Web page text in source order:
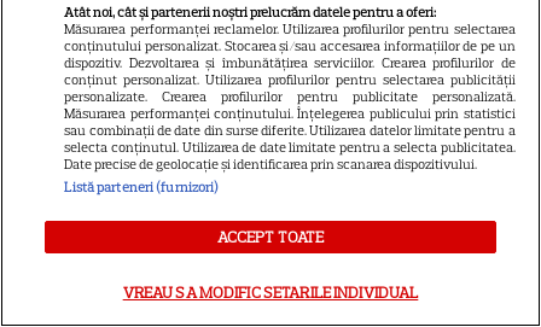
Prime Video ce nu trebuie
ratată
DISNEY PLUS
Ce vedem pe streaming între
27 iulie și 2 august 2026:
Diavolul se îmbracă de la Prada
2 pe Disney+ și mari noutăți
Atât noi, cât și partenerii noștri prelucrăm datele pentru a oferi:
Măsurarea performanței reclamelor. Utilizarea profilurilor pentru selectarea
conținutului personalizat. Stocarea și/sau accesarea informațiilor de pe un
dispozitiv. Dezvoltarea și îmbunătățirea serviciilor. Crearea profilurilor de
conținut personalizat. Utilizarea profilurilor pentru selectarea publicității
personalizate. Crearea profilurilor pentru publicitate personalizată.
Măsurarea performanței conținutului. Înțelegerea publicului prin statistici
sau combinații de date din surse diferite. Utilizarea datelor limitate pentru a
selecta conținutul. Utilizarea de date limitate pentru a selecta publicitatea.
Date precise de geolocație și identificarea prin scanarea dispozitivului.
Listă parteneri (furnizori)
ACCEPT TOATE
VREAU SA MODIFIC SETARILE INDIVIDUAL